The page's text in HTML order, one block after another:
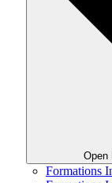
Open
Formations